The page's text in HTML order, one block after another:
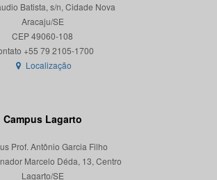
Batista, s/n, Cidade Nova
Aracaju/SE
CEP 49060-108
Localização
Campus Lagarto
Prof. Antônio Garcia Filho
Marcelo Déda, 13, Centro
Lagarto/SE